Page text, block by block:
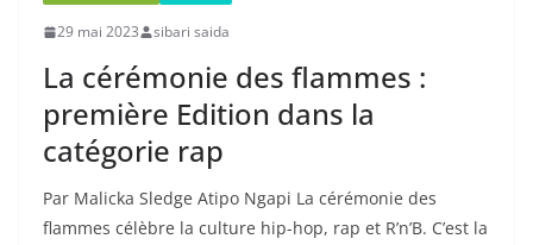
29 mai 2023 sibari saida
La cérémonie des flammes :
première Edition dans la
catégorie rap
Par Malicka Sledge Atipo Ngapi La cérémonie des
flammes célèbre la culture hip-hop, rap et R’n’B. C’est la